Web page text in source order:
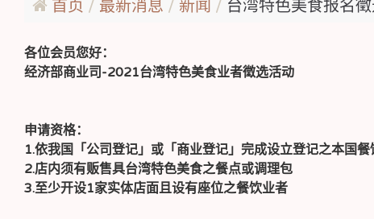
首页 最新消息 新闻 台湾特色美食报名
各位会员您好：
经济部商业司-2021台湾特色美食业者徵选活动
申请资格：
1.依我国「公司登记」或「商业登记」完成设立登记之本国餐
2.店内须有贩售具台湾特色美食之餐点或调理包
3.至少开设1家实体店面且设有座位之餐饮业者